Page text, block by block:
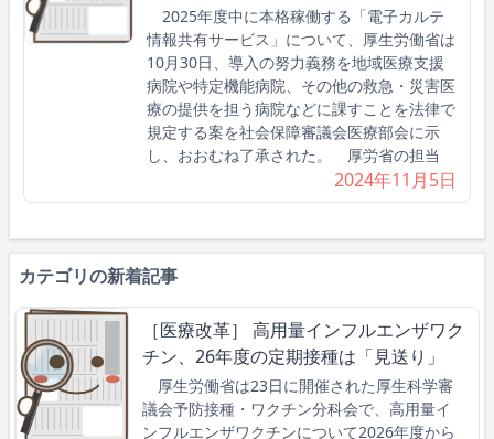
2025年度中に本格稼働する「電子カルテ
情報共有サービス」について、厚生労働省は
10月30日、導入の努力義務を地域医療支援
病院や特定機能病院、その他の救急・災害医
療の提供を担う病院などに課すことを法律で
規定する案を社会保障審議会医療部会に示
し、おおむね了承された。 厚労省の担当
2024年11月5日
カテゴリの新着記事
［医療改革］ 高用量インフルエンザワク
チン、26年度の定期接種は「見送り」
厚生労働省は23日に開催された厚生科学審
議会予防接種・ワクチン分科会で、高用量イ
ンフルエンザワクチンについて2026年度から